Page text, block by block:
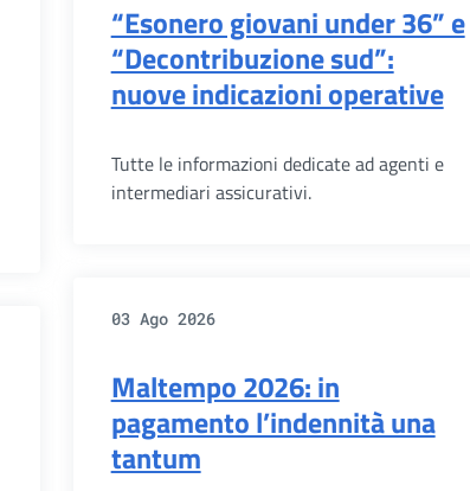
“Esonero giovani under 36” e
“Decontribuzione sud”:
nuove indicazioni operative
Tutte le informazioni dedicate ad agenti e
intermediari assicurativi.
03 Ago 2026
Maltempo 2026: in
pagamento l’indennità una
tantum